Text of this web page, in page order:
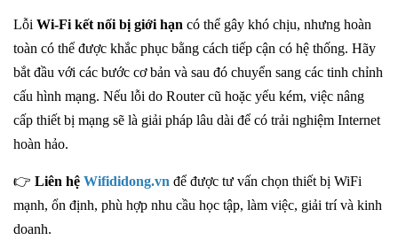
Lỗi Wi-Fi kết nối bị giới hạn có thể gây khó chịu, nhưng hoàn
toàn có thể được khắc phục bằng cách tiếp cận có hệ thống. Hãy
bắt đầu với các bước cơ bản và sau đó chuyển sang các tinh chỉnh
cấu hình mạng. Nếu lỗi do Router cũ hoặc yếu kém, việc nâng
cấp thiết bị mạng sẽ là giải pháp lâu dài để có trải nghiệm Internet
hoàn hảo.
👉 Liên hệ Wifididong.vn để được tư vấn chọn thiết bị WiFi
mạnh, ổn định, phù hợp nhu cầu học tập, làm việc, giải trí và kinh
doanh.